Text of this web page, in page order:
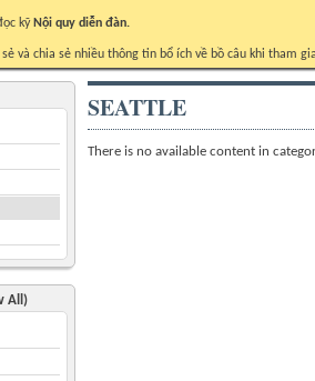
kỹ Nội quy diễn đàn.
và chia sẻ nhiều thông tin bổ ích về bồ câu khi tham
All)
SEATTLE
There is no available content in